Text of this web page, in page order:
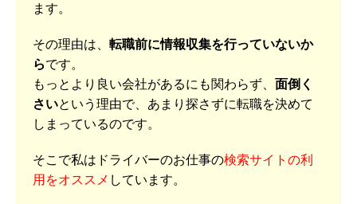
ます。
その理由は、 転職前に情報収集を行っていないか
らです。
もっとより良い会社があるにも関わらず、 面倒く
さいという理由で、あまり探さずに転職を決めて
しまっているのです。
そこで私はドライバーのお仕事の検索サイトの利
用をオススメ しています。